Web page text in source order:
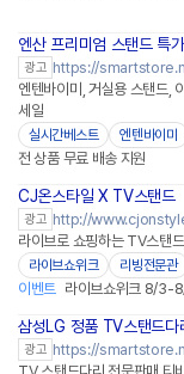
엔산 프리미엄 스탠드 특가
광고 https://
엔텐바이미, 거실용 스탠드,
세일
실시간베스트 엔텐바이미
전 상품 무료 배송 지원
CJ온스타일 X TV스탠드
광고 http://
라이브로 쇼핑하는 TV스탠
라이브쇼위크 리빙전문관
이벤트 라이브쇼위크 8/3-
삼성LG 정품 TV스탠드다
광고 https://